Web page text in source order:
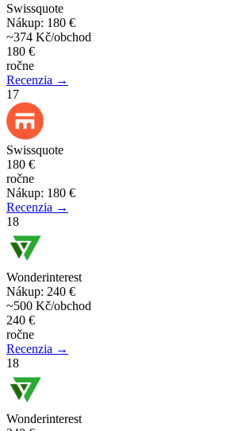
Swissquote
Nákup: 180 €
~374 Kč/obchod
180 €
ročne
Recenzia →
17
Swissquote
180 €
ročne
Nákup: 180 €
Recenzia →
18
Wonderinterest
Nákup: 240 €
~500 Kč/obchod
240 €
ročne
Recenzia →
18
Wonderinterest